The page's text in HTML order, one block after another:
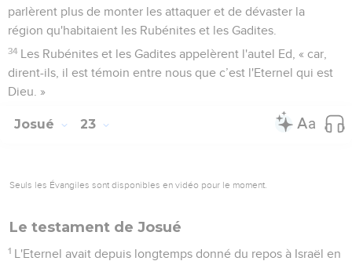
parlèrent plus de monter les attaquer et de dévaster la
région qu'habitaient les Rubénites et les Gadites.
34 Les Rubénites et les Gadites appelèrent l'autel Ed, « car,
dirent-ils, il est témoin entre nous que c’est l'Eternel qui est
Dieu. »
Josué 23
Seuls les Évangiles sont disponibles en vidéo pour le moment.
Le testament de Josué
1 L'Eternel avait depuis longtemps donné du repos à Israël en